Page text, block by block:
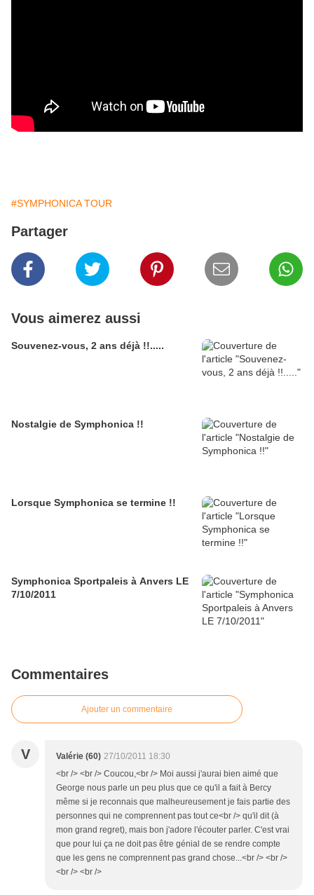
#SYMPHONICA TOUR
Partager
Vous aimerez aussi
Souvenez-vous, 2 ans déjà !!.....
Nostalgie de Symphonica !!
Lorsque Symphonica se termine !!
Symphonica Sportpaleis à Anvers LE
7/10/2011
Commentaires
Ajouter un commentaire
V Valérie (60) 27/10/2011 18:30
<br /> <br /> Coucou,<br /> Moi aussi j'aurai bien aimé que
George nous parle un peu plus que ce qu'il a fait à Bercy
même si je reconnais que malheureusement je fais partie des
personnes qui ne comprennent pas tout ce<br /> qu'il dit (à
mon grand regret), mais bon j'adore l'écouter parler. C'est vrai
que pour lui ça ne doit pas être génial de se rendre compte
que les gens ne comprennent pas grand chose...<br /> <br />
<br /> <br />